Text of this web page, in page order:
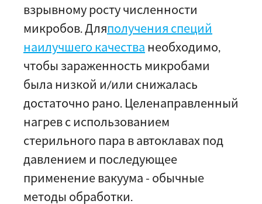
взрывному росту численности
микробов. Дляполучения специй
наилучшего качества необходимо,
чтобы зараженность микробами
была низкой и/или снижалась
достаточно рано. Целенаправленный
нагрев с использованием
стерильного пара в автоклавах под
давлением и последующее
применение вакуума - обычные
методы обработки.